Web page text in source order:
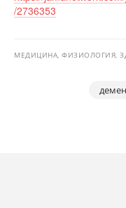
/2736353
МЕДИЦИНА, ФИЗИОЛОГИЯ,